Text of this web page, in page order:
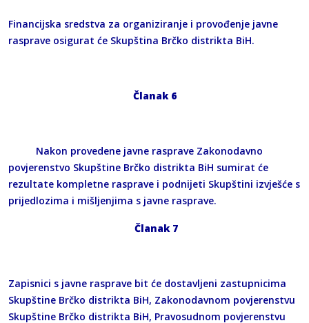
Financijska sredstva za organiziranje i provođenje javne
rasprave osigurat će Skupština Brčko distrikta BiH.
Članak 6
Nakon provedene javne rasprave Zakonodavno
povjerenstvo Skupštine Brčko distrikta BiH sumirat će
rezultate kompletne rasprave i podnijeti Skupštini izvješće s
prijedlozima i mišljenjima s javne rasprave.
Članak 7
Zapisnici s javne rasprave bit će dostavljeni zastupnicima
Skupštine Brčko distrikta BiH, Zakonodavnom povjerenstvu
Skupštine Brčko distrikta BiH, Pravosudnom povjerenstvu